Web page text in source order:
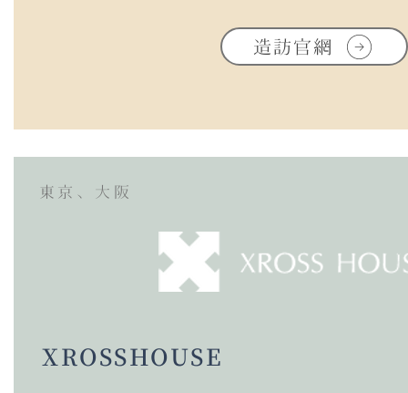
造訪官網
東京、 大阪
XROSSHOUSE